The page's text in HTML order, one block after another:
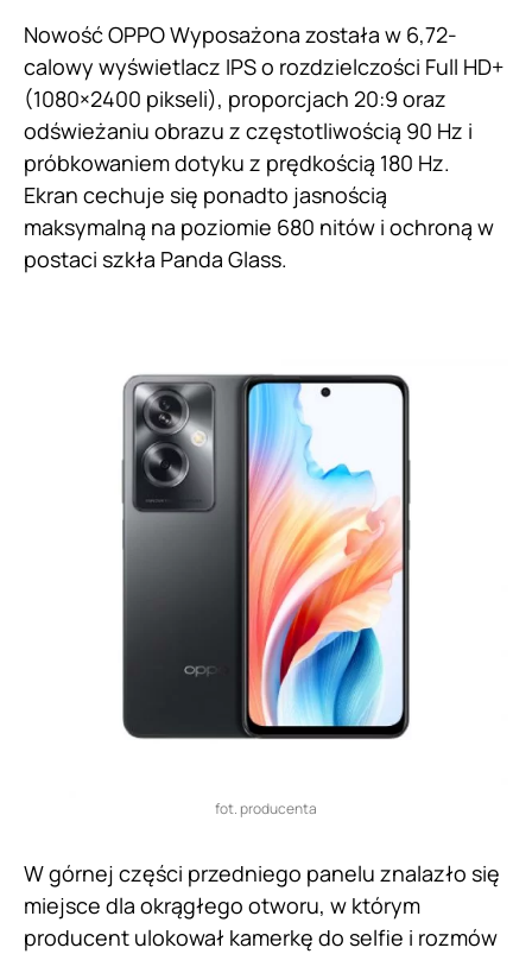
Nowość OPPO Wyposażona została w 6,72-
calowy wyświetlacz IPS o rozdzielczości Full HD+
(1080×2400 pikseli), proporcjach 20:9 oraz
odświeżaniu obrazu z częstotliwością 90 Hz i
próbkowaniem dotyku z prędkością 180 Hz.
Ekran cechuje się ponadto jasnością
maksymalną na poziomie 680 nitów i ochroną w
postaci szkła Panda Glass.
fot. producenta
W górnej części przedniego panelu znalazło się
miejsce dla okrągłego otworu, w którym
producent ulokował kamerkę do selfie i rozmów